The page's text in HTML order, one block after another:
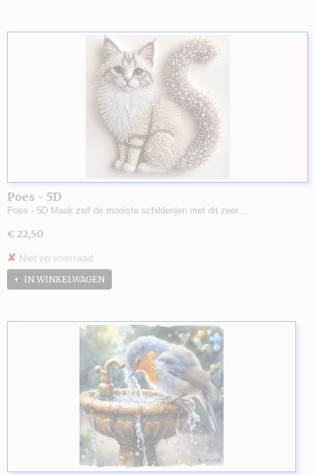
Poes - 5D
Poes - 5D Maak zelf de mooiste schilderijen met dit zeer…
€ 22,50
✘ Niet op voorraad
IN WINKELWAGEN